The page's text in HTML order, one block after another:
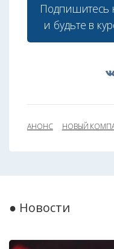
Подпишитесь
и будьте в
АНОНС НОВЫЙ
● Новости